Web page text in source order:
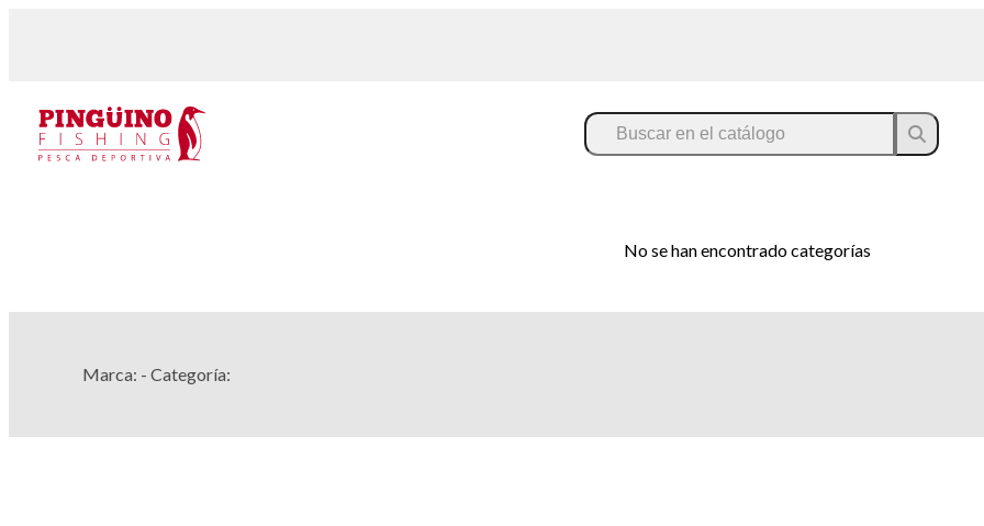
No se han encontrado categorías
Marca: - Categoría: